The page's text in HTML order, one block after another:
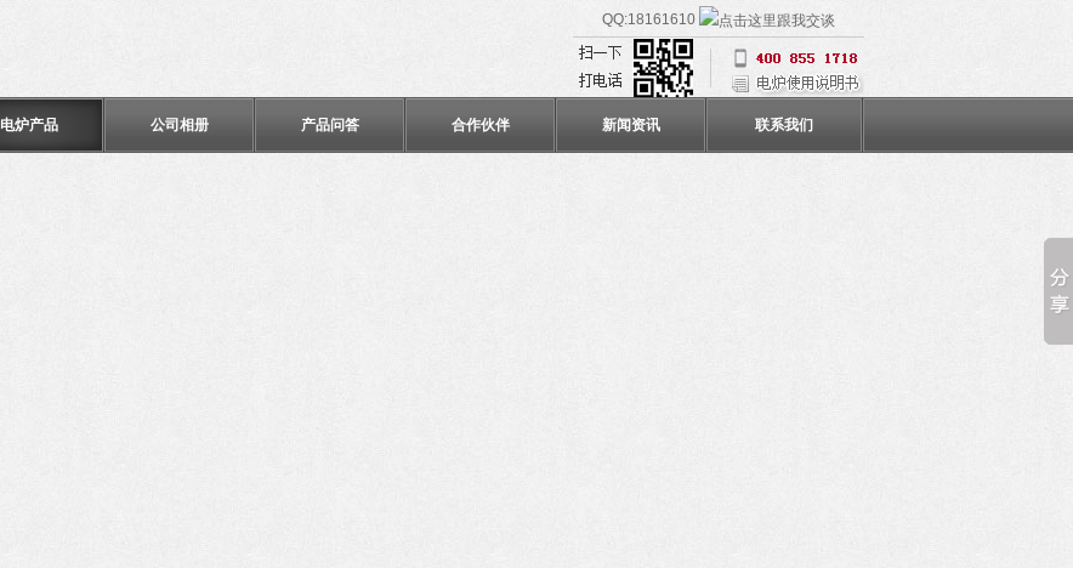
QQ:18161610
电炉产品 公司相册 产品问答 合作伙伴 新闻资讯 联系我们